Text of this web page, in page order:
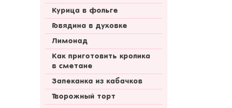
Курица в фольге
Говядина в духовке
Лимонад
Как приготовить кролика
в сметане
Запеканка из кабачков
Творожный торт